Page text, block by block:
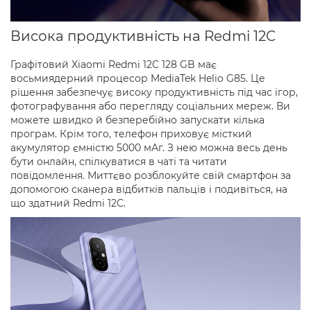
Висока продуктивність на Redmi 12C
Графітовий Xiaomi Redmi 12C 128 GB має
восьмиядерний процесор MediaTek Helio G85. Це
рішення забезпечує високу продуктивність під час ігор,
фотографування або перегляду соціальних мереж. Ви
можете швидко й безперебійно запускати кілька
програм. Крім того, телефон приховує місткий
акумулятор ємністю 5000 мАг. З нею можна весь день
бути онлайн, спілкуватися в чаті та читати
повідомлення. Миттєво розблокуйте свій смартфон за
допомогою сканера відбитків пальців і подивіться, на
що здатний Redmi 12C.